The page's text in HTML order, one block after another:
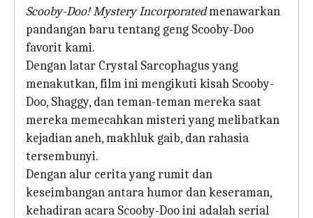
Scooby-Doo! Mystery Incorporatedmenawarkan
pandangan baru tentang geng Scooby-Doo
favorit kami.
Dengan latar Crystal Sarcophagus yang
menakutkan, film ini mengikuti kisah Scooby-
Doo, Shaggy, dan teman-teman mereka saat
mereka memecahkan misteri yang melibatkan
kejadian aneh, makhluk gaib, dan rahasia
tersembunyi.
Dengan alur cerita yang rumit dan
keseimbangan antara humor dan keseraman,
kehadiran acara Scooby-Doo ini adalah serial